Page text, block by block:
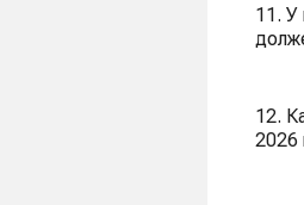
11. У
12.
2026